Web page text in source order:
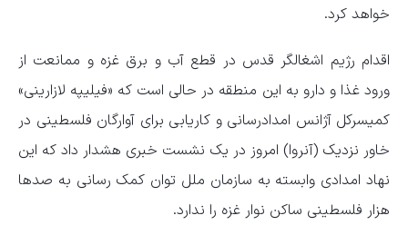
خواهد کرد.
اقدام رژیم اشغالگر قدس در قطع آب و برق غزه و ممانعت از
ورود غذا و دارو به این منطقه در حالی است که «فیلیپه لازارینی»
کمیسرکل آژانس امدادرسانی و کاریابی برای آوارگان فلسطینی در
خاور نزدیک (آنروا) امروز در یک نشست خبری هشدار داد که این
نهاد امدادی وابسته به سازمان ملل توان کمک رسانی به صد‌ها
هزار فلسطینی ساکن نوار غزه را ندارد.